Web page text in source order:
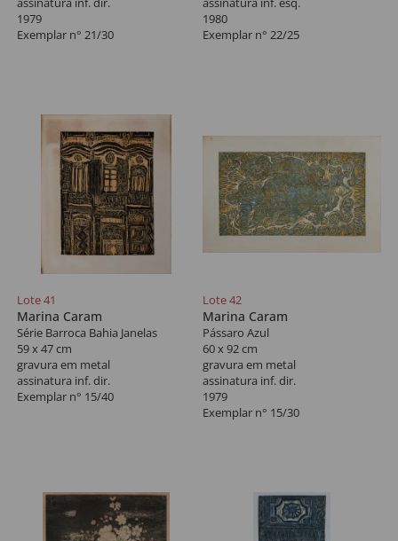
1979
Exemplar n° 21/30
1980
Exemplar n° 22/25
Lote 41
Marina Caram
Série Barroca Bahia Janelas
59 x 47 cm
gravura em metal
assinatura inf. dir.
Exemplar n° 15/40
Lote 42
Marina Caram
Pássaro Azul
60 x 92 cm
gravura em metal
assinatura inf. dir.
1979
Exemplar n° 15/30